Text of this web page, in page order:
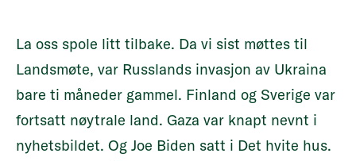
La oss spole litt tilbake. Da vi sist møttes til
Landsmøte, var Russlands invasjon av Ukraina
bare ti måneder gammel. Finland og Sverige var
fortsatt nøytrale land. Gaza var knapt nevnt i
nyhetsbildet. Og Joe Biden satt i Det hvite hus.